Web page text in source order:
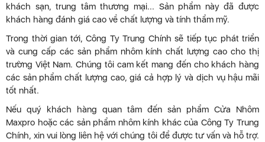
khách sạn, trung tâm thương mại... Sản phẩm này đã được
khách hàng đánh giá cao về chất lượng và tính thẩm mỹ.
Trong thời gian tới, Công Ty Trung Chính sẽ tiếp tục phát triển
và cung cấp các sản phẩm nhôm kính chất lượng cao cho thị
trường Việt Nam. Chúng tôi cam kết mang đến cho khách hàng
các sản phẩm chất lượng cao, giá cả hợp lý và dịch vụ hậu mãi
tốt nhất.
Nếu quý khách hàng quan tâm đến sản phẩm Cửa Nhôm
Maxpro hoặc các sản phẩm nhôm kính khác của Công Ty Trung
Chính, xin vui lòng liên hệ với chúng tôi để được tư vấn và hỗ trợ.